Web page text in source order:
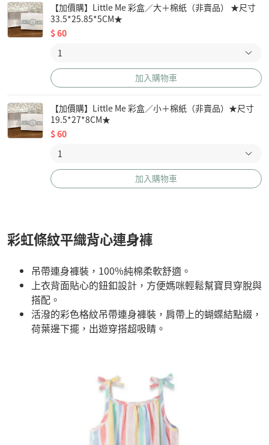
【加價購】Little Me 彩盒／大＋棉紙（非賣品） ★尺寸
33.5*25.85*5CM★
$60
加入購物車
【加價購】Little Me 彩盒／小＋棉紙（非賣品）★尺寸
19.5*27*8CM★
$60
加入購物車
彩虹條紋平織背心連身褲
吊帶連身褲裝，100%純棉柔軟舒適。
上衣背面貼心的鈕釦設計，方便媽咪輕鬆幫寶貝穿脫與
搭配。
活潑的彩色格紋吊帶連身褲裝，肩帶上的蝴蝶結點綴，
荷葉邊下擺，出遊穿搭超吸睛。